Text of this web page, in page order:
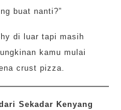
buat nanti?”
di luar tapi masih
kamu mulai
crust pizza.
Sekadar Kenyang